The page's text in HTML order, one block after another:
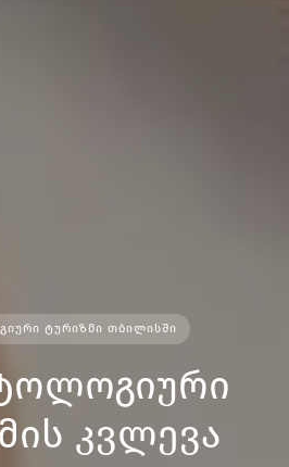
ᲢᲣᲠᲘᲖᲛᲘ ᲗᲑᲘᲚᲘᲡᲨᲘ
კვლევა